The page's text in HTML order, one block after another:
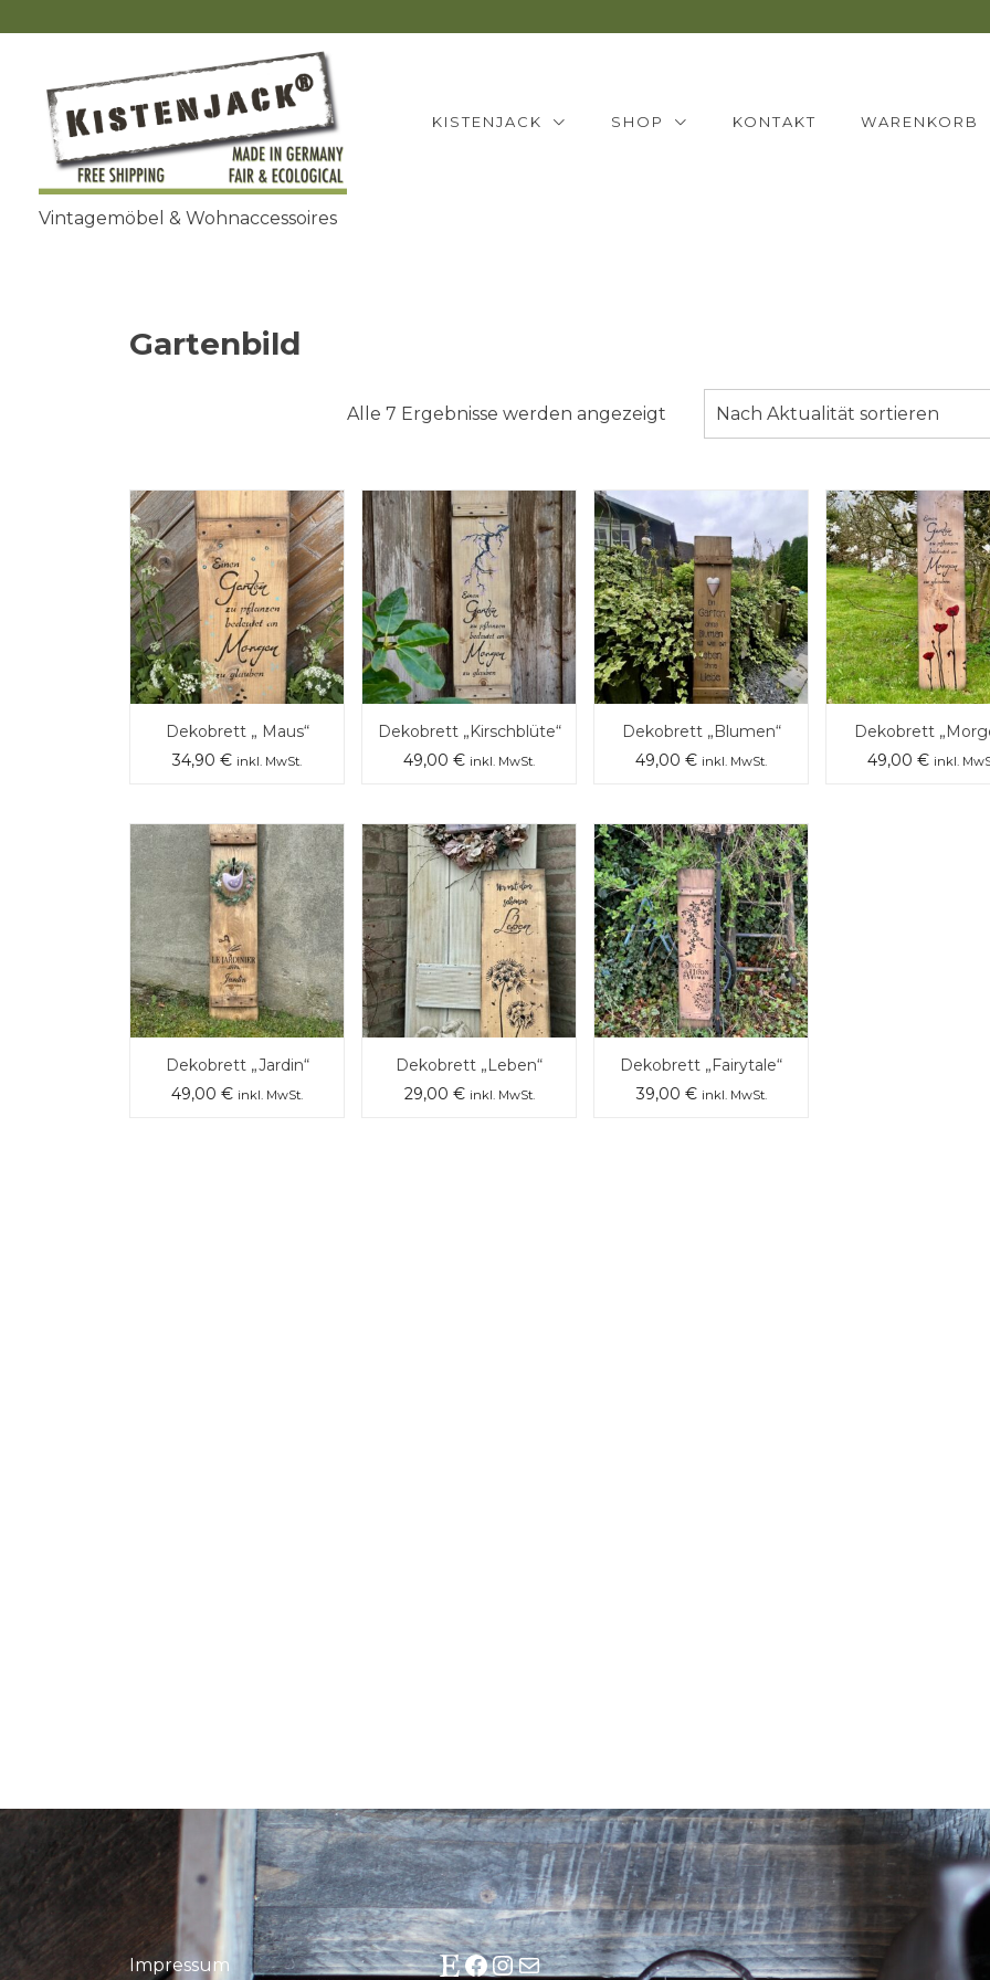
Inhalt
Vintagemöbel & Wohnaccessoires
KISTENJACK SHOP KONTAKT WARENKORB
Gartenbild
Alle 7 Ergebnisse werden angezeigt
Aktualität
Nach Aktualität sortieren
Dekobrett „ Maus“
34,90 € inkl. MwSt.
Dekobrett „Kirschblüte“
49,00 € inkl. MwSt.
Dekobrett „Blumen“
49,00 € inkl. MwSt.
Dekobrett
49,00 € inkl.
Dekobrett „Jardin“
49,00 € inkl. MwSt.
Dekobrett „Leben“
29,00 € inkl. MwSt.
Dekobrett „Fairytale“
39,00 € inkl. MwSt.
Impressum EtsyFacebook
Instagram
E-Mail